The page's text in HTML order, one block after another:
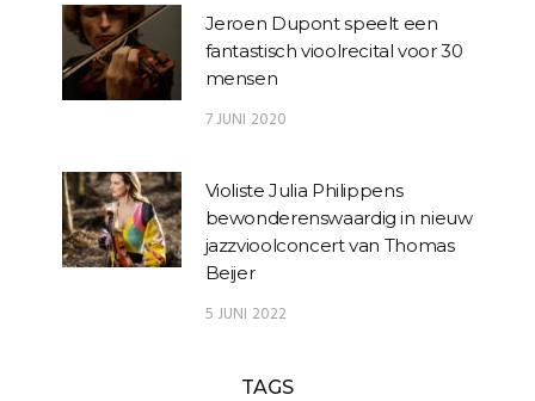
Jeroen Dupont speelt een
fantastisch vioolrecital voor 30
mensen
7 JUNI 2020
Violiste Julia Philippens
bewonderenswaardig in nieuw
jazzvioolconcert van Thomas
Beijer
5 JUNI 2022
TAGS